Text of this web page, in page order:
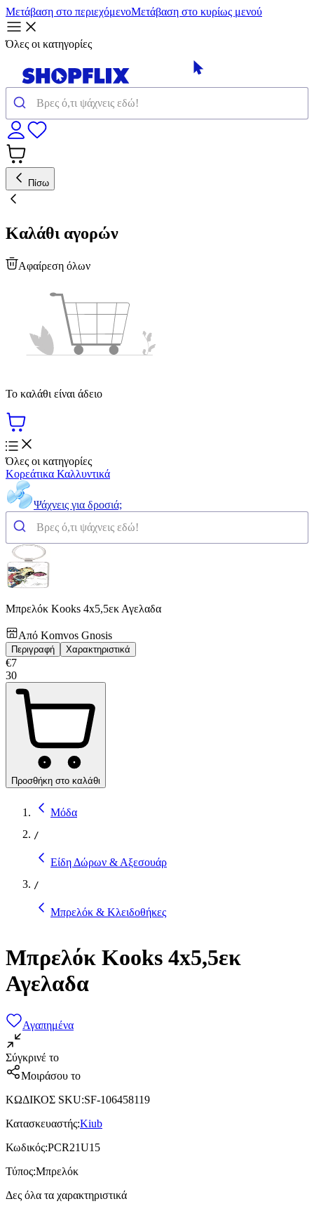
Μετάβαση στο περιεχόμενοΜετάβαση στο κυρίως μενού
Όλες οι κατηγορίες
Πίσω
Καλάθι αγορών
Αφαίρεση όλων
Το καλάθι είναι άδειο
Όλες οι κατηγορίες
Κορεάτικα Καλλυντικά
Ψάχνεις για δροσιά;
Μπρελόκ Kooks 4x5,5εκ Αγελαδα
Από Komvos Gnosis
Περιγραφή Χαρακτηριστικά
€7
30
Προσθήκη στο καλάθι
Μόδα
/
Είδη Δώρων & Αξεσουάρ
/
Μπρελόκ & Κλειδοθήκες
Μπρελόκ Kooks 4x5,5εκ
Αγελαδα
Αγαπημένα
Σύγκρινέ το
Μοιράσου το
ΚΩΔΙΚΟΣ SKU:SF-106458119
Κατασκευαστής:Kiub
Κωδικός:PCR21U15
Τύπος:Μπρελόκ
Δες όλα τα χαρακτηριστικά